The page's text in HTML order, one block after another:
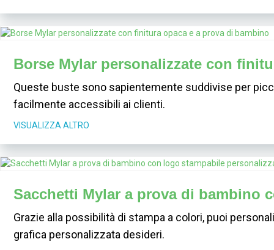
Borse Mylar personalizzate con
Queste buste sono sapientemente suddivise per
facilmente accessibili ai clienti.
VISUALIZZA ALTRO
Sacchetti Mylar a prova di bambino
Grazie alla possibilità di stampa a colori, puoi
grafica personalizzata desideri.